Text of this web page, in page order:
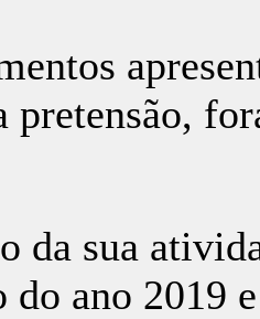
pretensão,
da sua
do ano 2019